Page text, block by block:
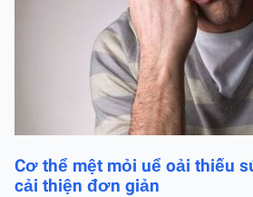
Cơ thể mệt mỏi uể oải thiếu
cải thiện đơn giản